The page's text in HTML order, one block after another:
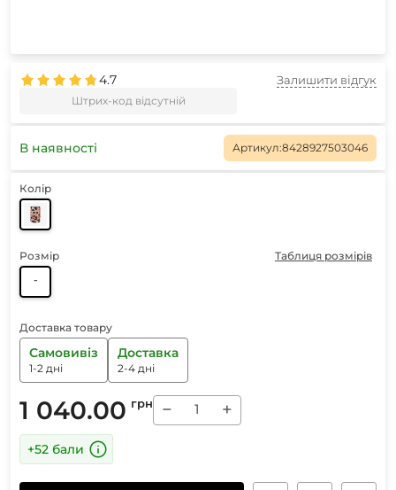
4.7
Штрих-код відсутній
Залишити відгук
В наявності Артикул:8428927503046
Колір
Розмір
Таблиця розмірів
-
Доставка товару
Самовивіз
1-2 дні
Доставка
2-4 дні
1 040.00 грн − +
+52 бали